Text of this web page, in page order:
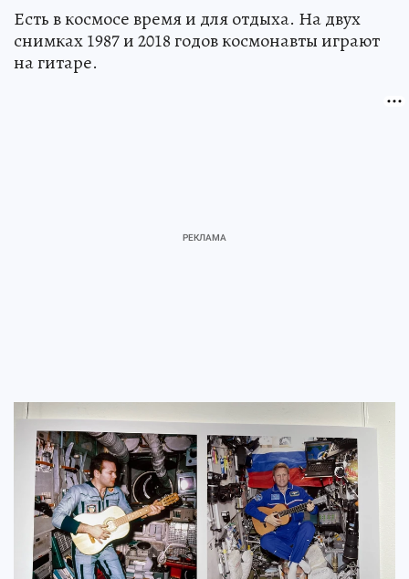
Есть в космосе время и для отдыха. На двух
снимках 1987 и 2018 годов космонавты играют
на гитаре.